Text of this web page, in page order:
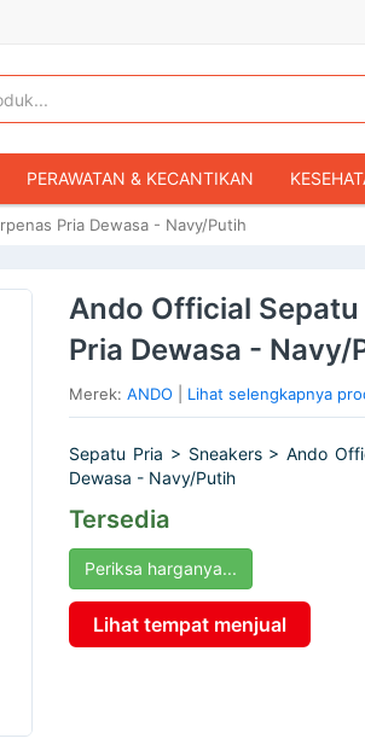
PERAWATAN & KECANTIKAN
KOPER & TAS TRAVEL TAS WANITA
SEPEDA
Pria Dewasa - Navy/Putih
Ando Official
Pria Dewasa - Navy/
Merek:ANDO Lihat selengkapnya
Sepatu Pria > Sneakers > Ando
Dewasa - Navy/Putih
Tersedia
Periksa harganya...
Lihat tempat menjual